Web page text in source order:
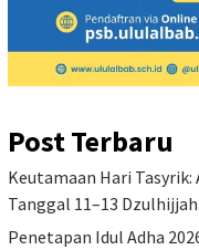
Post Terbaru
Keutamaan Hari Tasyrik:
Tanggal 11–13 Dzulhijjah
Penetapan Idul Adha